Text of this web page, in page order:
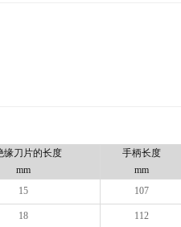
缘刀片的长度
mm
手柄长度
mm
15 107
18 112